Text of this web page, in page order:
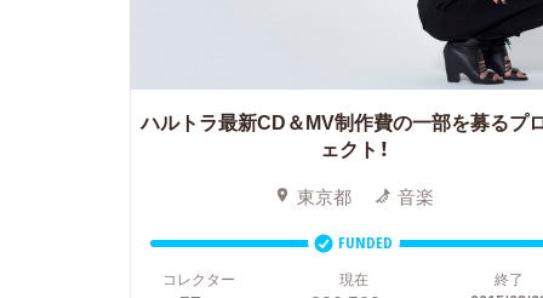
ハルトラ最新CD＆MV制作費の一部を募るプ
ェクト！
東京都 音楽
FUNDED
コレクター
現在 終了